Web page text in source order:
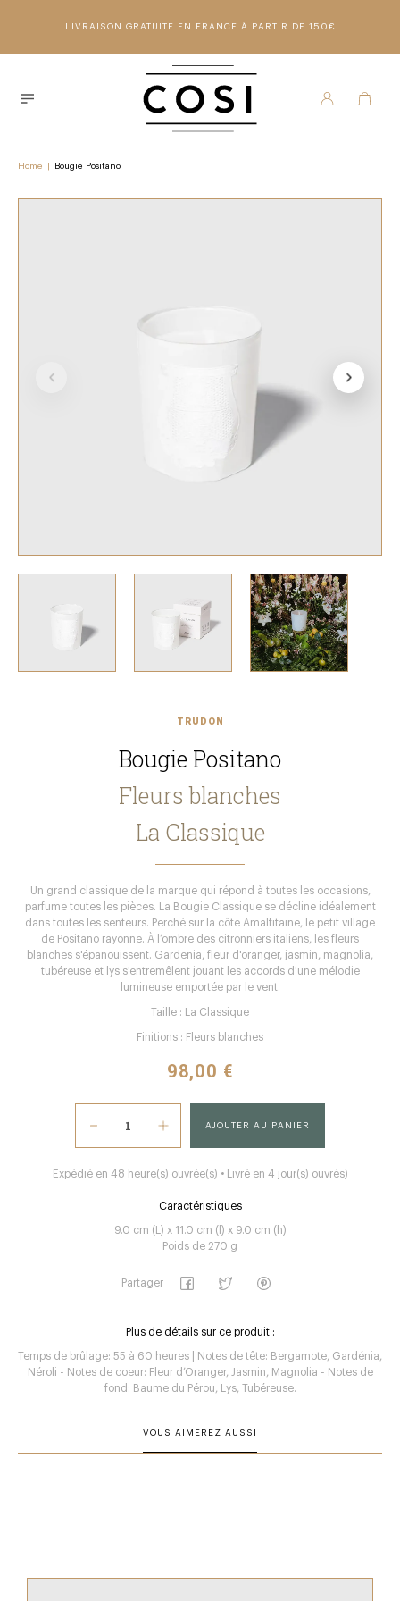
LIVRAISON GRATUITE EN FRANCE À PARTIR DE 150€
Home Bougie Positano
TRUDON
Bougie Positano
Fleurs blanches
La Classique
Un grand classique de la marque qui répond à toutes les occasions,
parfume toutes les pièces. La Bougie Classique se décline idéalement
dans toutes les senteurs. Perché sur la côte Amalfitaine, le petit village
de Positano rayonne. À l’ombre des citronniers italiens, les fleurs
blanches s'épanouissent. Gardenia, fleur d'oranger, jasmin, magnolia,
tubéreuse et lys s'entremêlent jouant les accords d'une mélodie
lumineuse emportée par le vent.
Taille : La Classique
Finitions : Fleurs blanches
98,00 €
AJOUTER AU PANIER
Expédié en 48 heure(s) ouvrée(s) • Livré en 4 jour(s) ouvrés)
Caractéristiques
9.0 cm (L) x 11.0 cm (l) x 9.0 cm (h)
Poids de 270 g
Partager
Plus de détails sur ce produit :
Temps de brûlage: 55 à 60 heures | Notes de tête: Bergamote, Gardénia,
Néroli - Notes de coeur: Fleur d’Oranger, Jasmin, Magnolia - Notes de
fond: Baume du Pérou, Lys, Tubéreuse.
VOUS AIMEREZ AUSSI